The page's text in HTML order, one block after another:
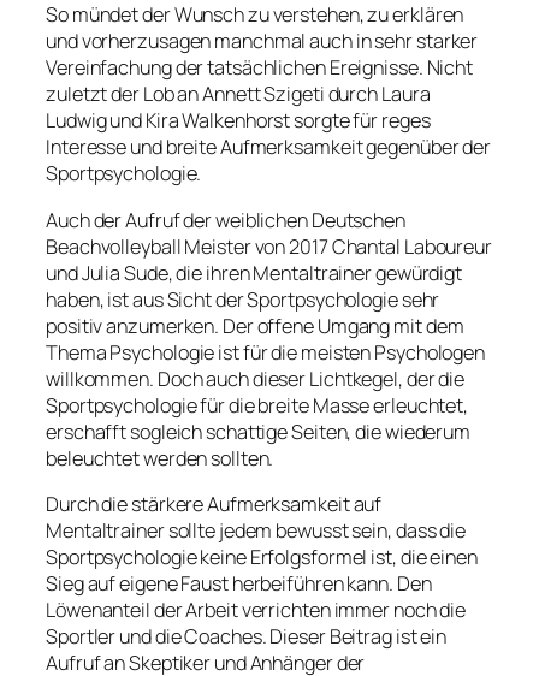
So mündet der Wunsch zu verstehen, zu erklären
und vorherzusagen manchmal auch in sehr starker
Vereinfachung der tatsächlichen Ereignisse. Nicht
zuletzt der Lob an Annett Szigeti durch Laura
Ludwig und Kira Walkenhorst sorgte für reges
Interesse und breite Aufmerksamkeit gegenüber der
Sportpsychologie.
Auch der Aufruf der weiblichen Deutschen
Beachvolleyball Meister von 2017 Chantal Laboureur
und Julia Sude, die ihren Mentaltrainer gewürdigt
haben, ist aus Sicht der Sportpsychologie sehr
positiv anzumerken. Der offene Umgang mit dem
Thema Psychologie ist für die meisten Psychologen
willkommen. Doch auch dieser Lichtkegel, der die
Sportpsychologie für die breite Masse erleuchtet,
erschafft sogleich schattige Seiten, die wiederum
beleuchtet werden sollten.
Durch die stärkere Aufmerksamkeit auf
Mentaltrainer sollte jedem bewusst sein, dass die
Sportpsychologie keine Erfolgsformel ist, die einen
Sieg auf eigene Faust herbeiführen kann. Den
Löwenanteil der Arbeit verrichten immer noch die
Sportler und die Coaches. Dieser Beitrag ist ein
Aufruf an Skeptiker und Anhänger der